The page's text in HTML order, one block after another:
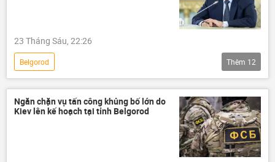
23 Tháng Sáu, 22:26
Belgorod
Chiến dịch quân sự đặc biệt tại Ukraina
Vladimir Putin
Nga
Ukraina
Thế giới
xung đột quân sự
Kiev
Thêm 12
Ngăn chặn vụ tấn công khủng bố lớn do
Kiev lên kế hoạch tại tỉnh Belgorod